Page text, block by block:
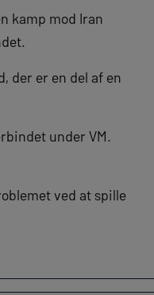
kamp mod Iran
der er en del af en
under VM.
ved at spille